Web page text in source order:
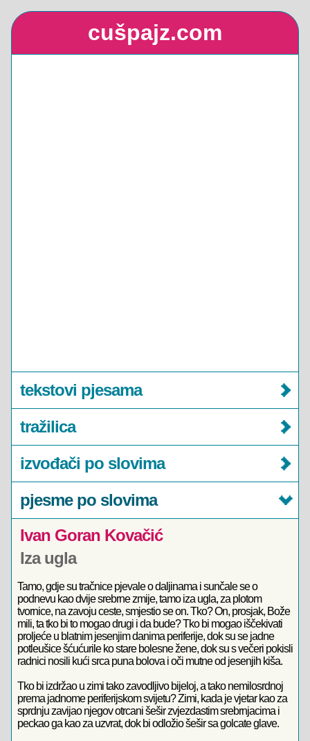
cušpajz.com
tekstovi pjesama
tražilica
izvođači po slovima
pjesme po slovima
Ivan Goran Kovačić
Iza ugla
Tamo, gdje su tračnice pjevale o daljinama i sunčale se o
podnevu kao dvije srebrne zmije, tamo iza ugla, za plotom
tvornice, na zavoju ceste, smjestio se on. Tko? On, prosjak, Bože
mili, ta tko bi to mogao drugi i da bude? Tko bi mogao iščekivati
proljeće u blatnim jesenjim danima periferije, dok su se jadne
potleušice šćućurile ko stare bolesne žene, dok su s večeri pokisli
radnici nosili kući srca puna bolova i oči mutne od jesenjih kiša.
Tko bi izdržao u zimi tako zavodljivo bijeloj, a tako nemilosrdnoj
prema jadnome periferijskom svijetu? Zimi, kada je vjetar kao za
sprdnju zavijao njegov otrcani šešir zvjezdastim srebrnjacima i
peckao ga kao za uzvrat, dok bi odložio šešir sa golcate glave.